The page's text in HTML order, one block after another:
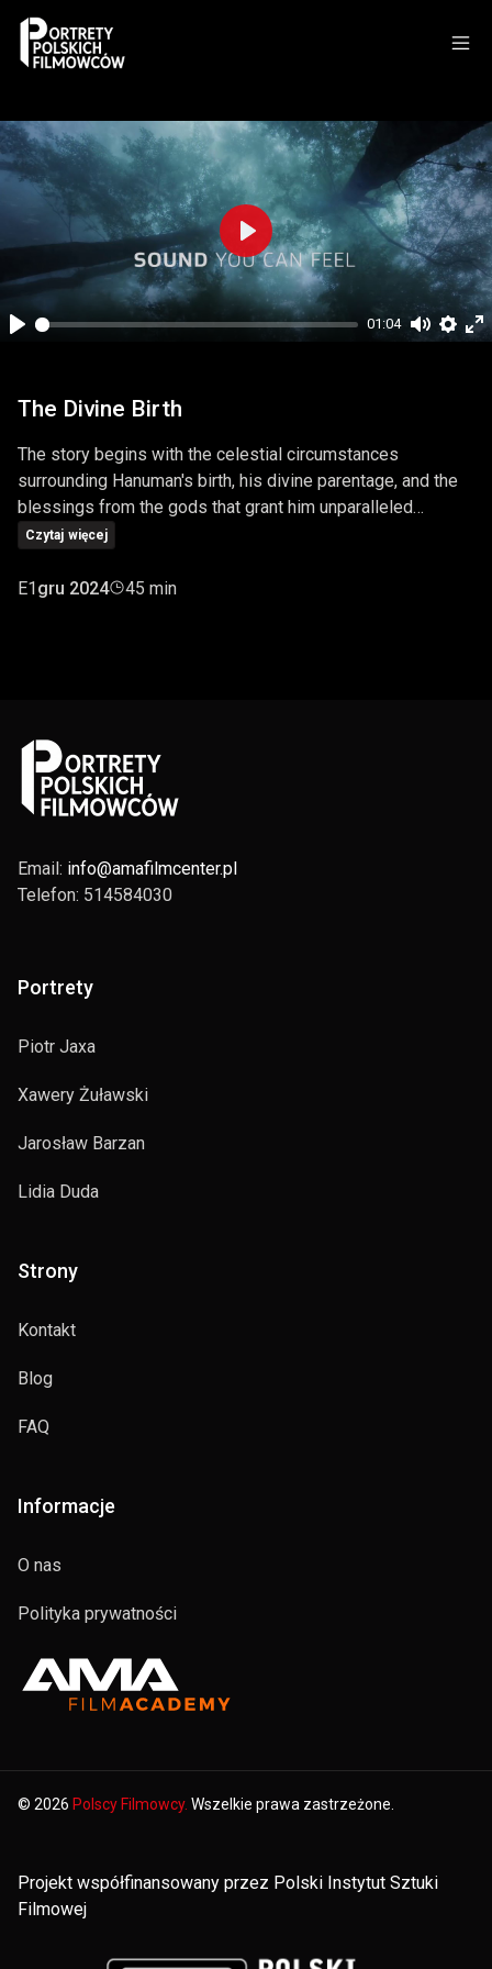
01:04
Play
The Divine Birth
The story begins with the celestial circumstances
surrounding Hanuman's birth, his divine parentage, and the
blessings from the gods that grant him unparalleled
strength, intelligence, and valor.
Czytaj więcej
E1 gru 2024 45 min
Email: info@amafilmcenter.pl
Telefon: 514584030
Portrety
Piotr Jaxa
Xawery Żuławski
Jarosław Barzan
Lidia Duda
Strony
Kontakt
Blog
FAQ
Informacje
O nas
Polityka prywatności
© 2026 Polscy Filmowcy. Wszelkie prawa zastrzeżone.
Projekt współfinansowany przez Polski Instytut Sztuki
Filmowej